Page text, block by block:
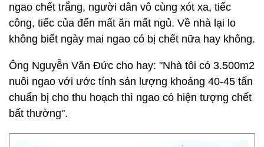
ngao chết trắng, người dân vô cùng xót xa, tiếc
công, tiếc của đến mất ăn mất ngủ. Về nhà lại lo
không biết ngày mai ngao có bị chết nữa hay không.
Ông Nguyễn Văn Đức cho hay: "Nhà tôi có 3.500m2
nuôi ngao với ước tính sản lượng khoảng 40-45 tấn
chuẩn bị cho thu hoạch thì ngao có hiện tượng chết
bất thường".